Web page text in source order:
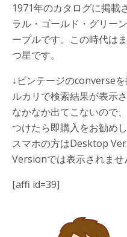
1971年のカタログに掲載
ラル・ゴールド・グリー
ープルです。この時代は
つ星です。
↓ビンテージのconverse
ルカリで検索結果が表示さ
なかなか出てこないので
つけたら即購入をお勧めし
スマホの方はDesktop
Versionでは表示されませ
[affi id=39]